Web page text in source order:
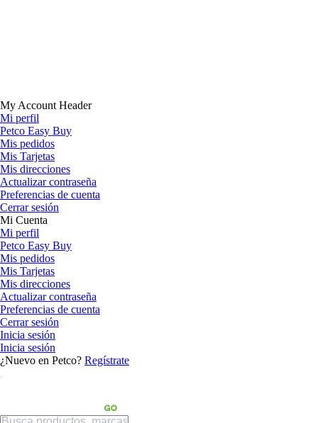
My Account Header
Mi perfil
Petco Easy Buy
Mis pedidos
Mis Tarjetas
Mis direcciones
Actualizar contraseña
Preferencias de cuenta
Cerrar sesión
Mi Cuenta
Mi perfil
Petco Easy Buy
Mis pedidos
Mis Tarjetas
Mis direcciones
Actualizar contraseña
Preferencias de cuenta
Cerrar sesión
Inicia sesión
Inicia sesión
¿Nuevo en Petco? Regístrate